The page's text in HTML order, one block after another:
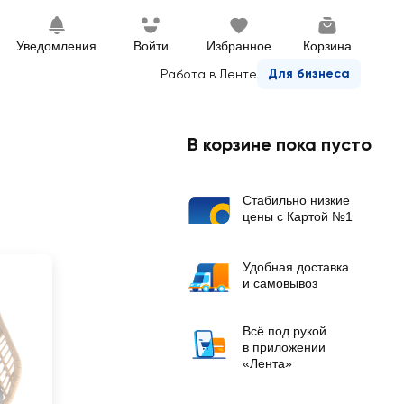
Уведомления Войти Избранное
Корзина
Работа в Ленте
Для бизнеса
В корзине пока пусто
Стабильно низкие
цены с Картой №1
Удобная доставка
и самовывоз
Всё под рукой
в приложении
«Лента»